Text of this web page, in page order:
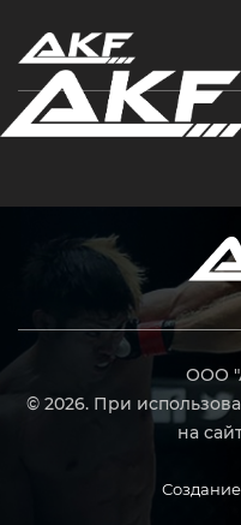
ООО
© 2026. При
на
Нажмите Enter для